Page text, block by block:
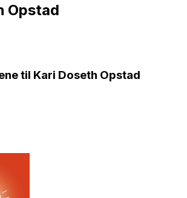
Opstad
til Kari Doseth Opstad